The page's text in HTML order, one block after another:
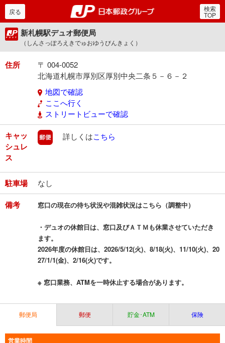
郵便局・日本郵政グルー
戻る 検索
TOP
新札幌駅デュオ郵便局
（しんさっぽろえきでゅおゆうびんきょく）
住所
〒 004-0052
北海道札幌市厚別区厚別中央二条５－６－２
地図で確認
ここへ行く
ストリートビューで確認
キャッ
シュレ
ス
郵便
詳しくはこちら
駐車場 なし
備考 窓口の現在の待ち状況や混雑状況はこちら（調整中）
・デュオの休館日は、窓口及びＡＴＭも休業させていただき
ます。
2026年度の休館日は、2026/5/12(火)、8/18(火)、11/10(火)、20
27/1/1(金)、2/16(火)です。
※ 窓口業務、ATMを一時休止する場合があります。
郵便局 郵便 貯金･ATM 保険
営業時間